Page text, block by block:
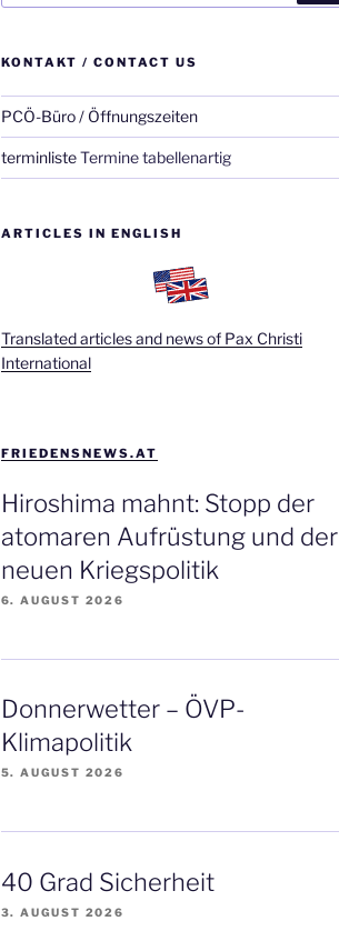
KONTAKT / CONTACT US
PCÖ-Büro / Öffnungszeiten
terminlisteTermine tabellenartig
ARTICLES IN ENGLISH
Translated articles and news of Pax Christi
International
FRIEDENSNEWS.AT
Hiroshima mahnt: Stopp der
atomaren Aufrüstung und der
neuen Kriegspolitik
6. AUGUST 2026
Donnerwetter – ÖVP-
Klimapolitik
5. AUGUST 2026
40 Grad Sicherheit
3. AUGUST 2026